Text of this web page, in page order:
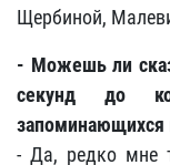
Щербиной,
- Можешь ли
секунд до
запоминающихся
- Да, редко мне